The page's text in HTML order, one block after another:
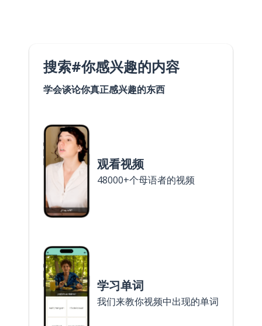
搜索#你感兴趣的内容
学会谈论你真正感兴趣的东西
观看视频
48000+个母语者的视频
学习单词
我们来教你视频中出现的单词